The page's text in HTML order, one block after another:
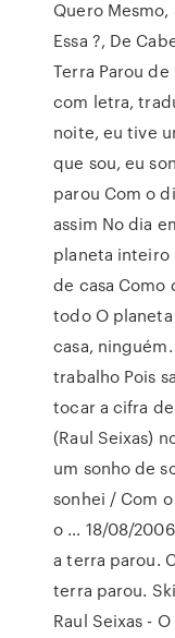
Quero Mesmo,
Essa ?, De
Terra Parou
com letra,
noite, eu tive
que sou, eu
parou Com o
assim No dia
planeta inteiro
de casa Como
todo O
casa,
trabalho Pois
tocar a cifra de
(Raul Seixas)
um sonho de
sonhei / Com
o … 18/08/
a terra parou.
terra parou.
Raul Seixas -